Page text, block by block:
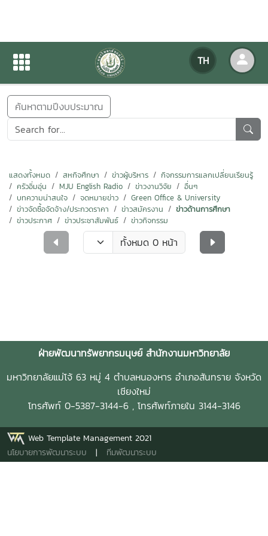
TH
ข่าวสารกิจกรรม
ค้นหาตามปีงบประมาณ
แสดงทั้งหมด สหกิจศึกษา ข่าวผู้บริหาร
กิจกรรมการแลกเปลี่ยนเรียนรู้
ครัวอิ่มอุ่น
MJU English Radio ข่าวงานวิจัย
อื่นๆ
บทความน่าสนใจ
จดหมายข่าว
Green Office & University
ข่าวจัดซื้อจัดจ้าง/ประกวดราคา
ข่าวสมัครงาน
ข่าวด้านการศึกษา
ข่าวประกาศ
ข่าวประชาสัมพันธ์ ข่าวกิจกรรม
ทั้งหมด 0 หน้า
ฝ่ายพัฒนาทรัพยากรมนุษย์ สำนักงานมหาวิทยาลัย
มหาวิทยาลัยแม่โจ้ 63 หมู่ 4 ตำบลหนองหาร อำเภอสันทราย จังหวัด
เชียงใหม่
โทรศัพท์ 0-5387-3144-6 , โทรศัพท์ภายใน 3144-3146
Web Template Management 2021
นโยบายการพัฒนาระบบ | ทีมพัฒนาระบบ